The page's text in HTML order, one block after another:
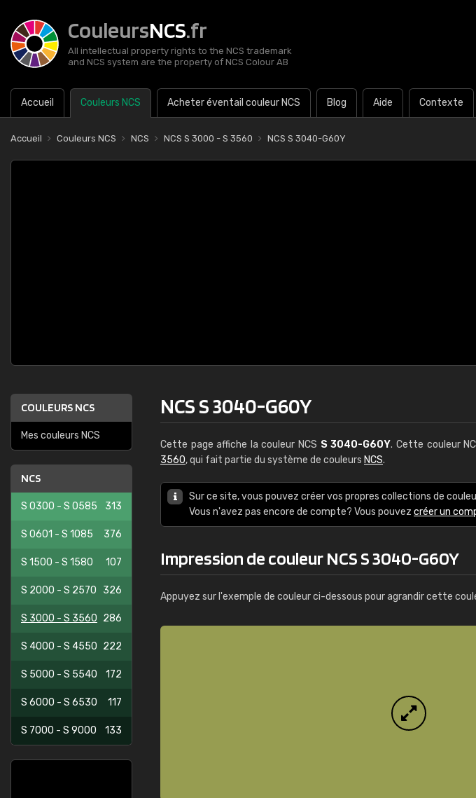
CouleursNCS.fr
All intellectual property rights to the NCS trademark
and NCS system are the property of NCS Colour AB
Accueil Couleurs NCS Acheter éventail couleur NCS Blog Aide Contexte
Accueil Couleurs NCS NCS NCS S 3000 - S 3560 NCS S 3040-G60Y
COULEURS NCS
Mes couleurs NCS
NCS
S 0300 - S 0585 313
S 0601 - S 1085 376
S 1500 - S 1580 107
S 2000 - S 2570 326
S 3000 - S 3560 286
S 4000 - S 4550 222
S 5000 - S 5540 172
S 6000 - S 6530 117
S 7000 - S 9000 133
NCS S 3040-G60Y
Cette page affiche la couleur NCS S 3040-G60Y. Cette couleur
3560, qui fait partie du système de couleurs NCS.
Sur ce site, vous pouvez créer vos propres collections de
Vous n'avez pas encore de compte? Vous pouvez créer un
Impression de couleur NCS S 3040-G60Y
Appuyez sur l'exemple de couleur ci-dessous pour agrandir cette